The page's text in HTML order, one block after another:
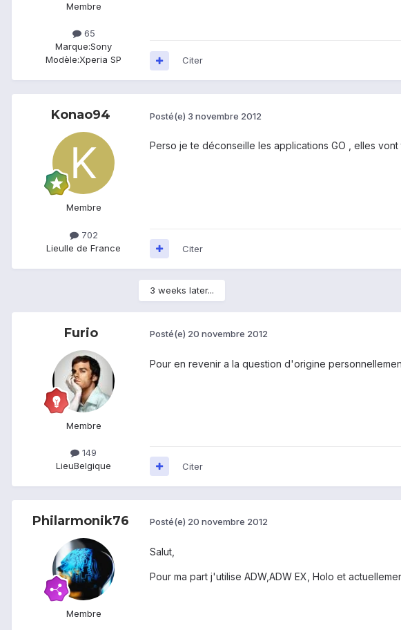
Membre
65
Marque:Sony
Modèle:Xperia SP Citer
Konao94
Membre
702
LieuIle de France
Posté(e) 3 novembre 2012
Perso je te déconseille les applications GO , elles
Citer
3 weeks later...
Furio
Membre
149
LieuBelgique
Posté(e) 20 novembre 2012
Pour en revenir a la question d'origine
Citer
Philarmonik76
Membre
Posté(e) 20 novembre 2012
Salut,
Pour ma part j'utilise ADW,ADW EX, Holo et